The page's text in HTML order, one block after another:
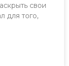
свои
для того,